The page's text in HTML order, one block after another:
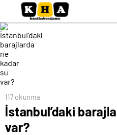
117 okunma
İstanbul’daki
var?